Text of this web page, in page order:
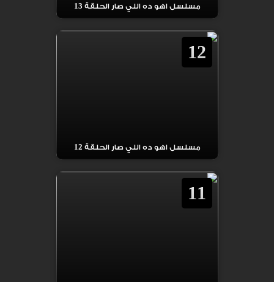
مسلسل اهو ده اللي صار الحلقة 13
12
مسلسل اهو ده اللي صار الحلقة 12
11